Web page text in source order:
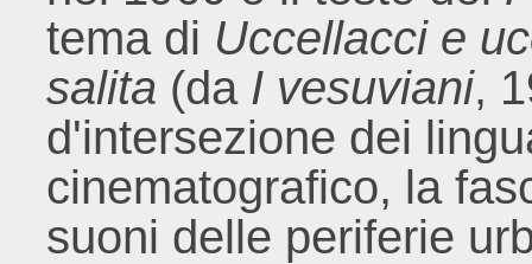
tema di Uccellacci e
salita (daI vesuviani,
d'intersezione dei
cinematografico, la
suoni delle periferie